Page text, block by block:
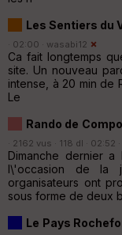
Les Sentiers du
· 02:00 · wasabi12
Ca fait longtemps
site. Un nouveau
intense, à 20 min de
Le
Rando de
· 2162 vus · 118 dl · 02:52 ·
Dimanche dernier
l\'occasion de la
organisateurs ont
sous forme de deux b
Le Pays